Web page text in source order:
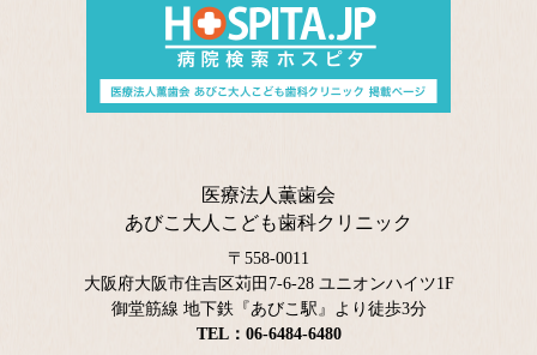
医療法人薫歯会
あびこ大人こども歯科クリニック
〒558-0011
大阪府大阪市住吉区苅田7-6-28 ユニオンハイツ1F
御堂筋線 地下鉄『あびこ駅』より徒歩3分
TEL：06-6484-6480